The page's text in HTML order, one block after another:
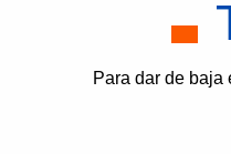
Para dar de baja